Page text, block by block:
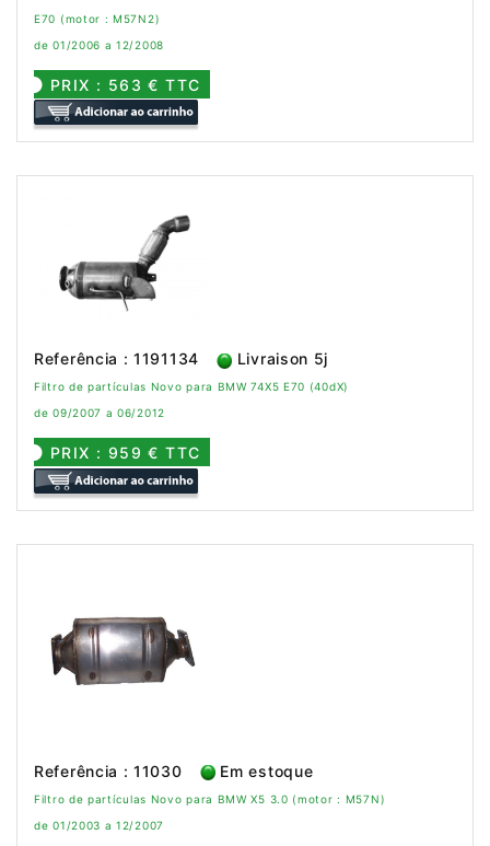
E70 (motor : M57N2)
de 01/2006 a 12/2008
PRIX : 563 € TTC
Referência : 1191134 Livraison 5j
Filtro de partículas Novo para BMW 74X5 E70 (40dX)
de 09/2007 a 06/2012
PRIX : 959 € TTC
Referência : 11030 Em estoque
Filtro de partículas Novo para BMW X5 3.0 (motor : M57N)
de 01/2003 a 12/2007